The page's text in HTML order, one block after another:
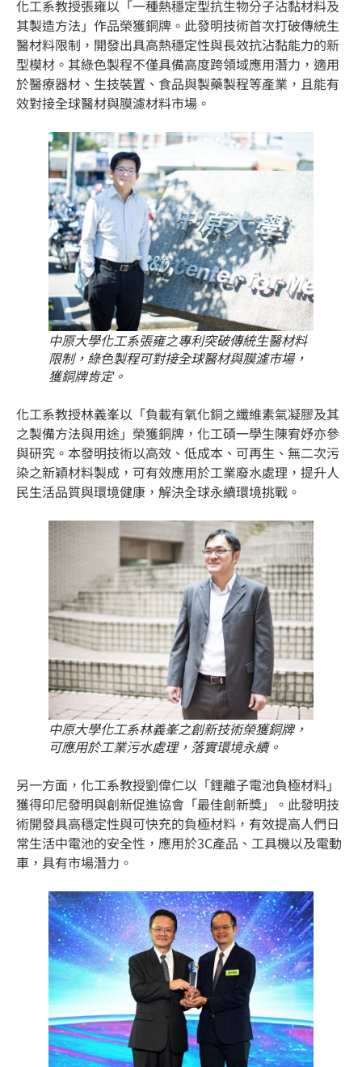
化工系教授張雍以「一種熱穩定型抗生物分子沾黏材料及
其製造方法」作品榮獲銅牌。此發明技術首次打破傳統生
醫材料限制，開發出具高熱穩定性與長效抗沾黏能力的新
型模材。其綠色製程不僅具備高度跨領域應用潛力，適用
於醫療器材、生技裝置、食品與製藥製程等產業，且能有
效對接全球醫材與膜濾材料市場。
中原大學化工系張雍之專利突破傳統生醫材料
限制，綠色製程可對接全球醫材與膜濾市場，
獲銅牌肯定。
化工系教授林義峯以「負載有氧化銅之纖維素氣凝膠及其
之製備方法與用途」榮獲銅牌，化工碩一學生陳宥妤亦參
與研究。本發明技術以高效、低成本、可再生、無二次污
染之新穎材料製成，可有效應用於工業廢水處理，提升人
民生活品質與環境健康，解決全球永續環境挑戰。
中原大學化工系林義峯之創新技術榮獲銅牌，
可應用於工業污水處理，落實環境永續。
另一方面，化工系教授劉偉仁以「鋰離子電池負極材料」
獲得印尼發明與創新促進協會「最佳創新獎」。此發明技
術開發具高穩定性與可快充的負極材料，有效提高人們日
常生活中電池的安全性，應用於3C產品、工具機以及電動
車，具有市場潛力。